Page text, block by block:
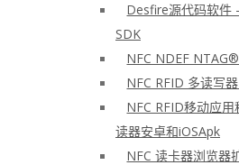
Desfire源代码软件
SDK
NFC NDEF
NFC RFID 多读写
NFC RFID移动应
读器安卓和iOSApk
NFC 读卡器浏览器